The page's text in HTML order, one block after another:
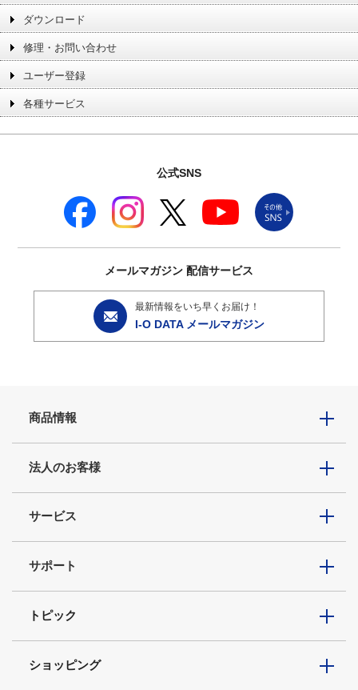
ダウンロード
修理・お問い合わせ
ユーザー登録
各種サービス
公式SNS
メールマガジン 配信サービス
最新情報をいち早くお届け！
I-O DATA メールマガジン
商品情報
法人のお客様
サービス
サポート
トピック
ショッピング